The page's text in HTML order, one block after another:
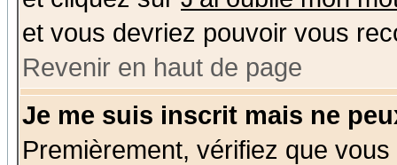
et vous devriez pouvoir vous
Revenir en haut de page
Je me suis inscrit mais ne
Premièrement, vérifiez que